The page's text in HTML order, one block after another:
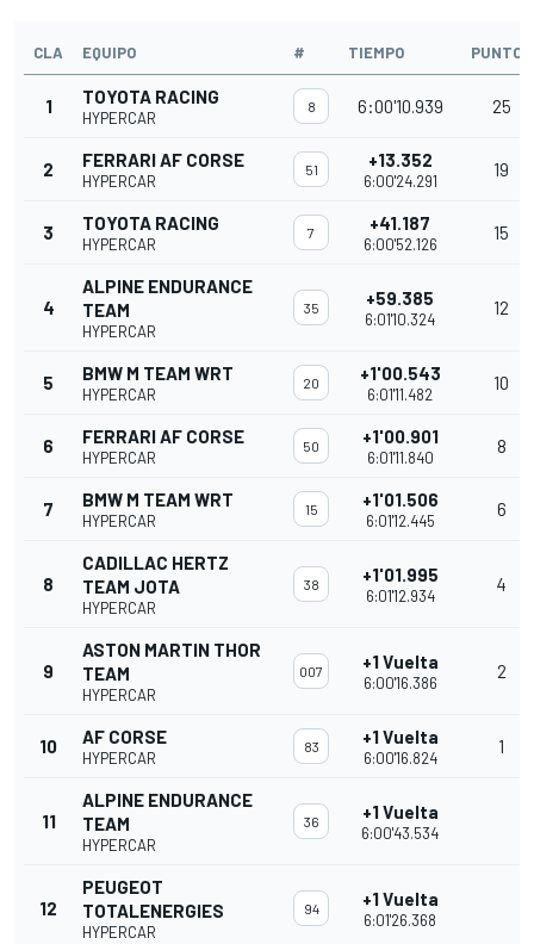
CLA EQUIPO # TIEMPO PUNTOS
1 TOYOTA RACING
HYPERCAR
8 6:00'10.939 25
2 FERRARI AF CORSE
HYPERCAR
51 +13.352
6:00'24.291
19
3 TOYOTA RACING
HYPERCAR
7 +41.187
6:00'52.126
15
4
ALPINE ENDURANCE
TEAM
HYPERCAR
35 +59.385
6:01'10.324
12
5 BMW M TEAM WRT
HYPERCAR
20 +1'00.543
6:01'11.482
10
6 FERRARI AF CORSE
HYPERCAR
50 +1'00.901
6:01'11.840
8
7 BMW M TEAM WRT
HYPERCAR
15 +1'01.506
6:01'12.445
6
8
CADILLAC HERTZ
TEAM JOTA
HYPERCAR
38 +1'01.995
6:01'12.934
4
9
ASTON MARTIN THOR
TEAM
HYPERCAR
007 +1 Vuelta
6:00'16.386
2
10 AF CORSE
HYPERCAR
83 +1 Vuelta
6:00'16.824
1
11
ALPINE ENDURANCE
TEAM
HYPERCAR
36 +1 Vuelta
6:00'43.534
12
PEUGEOT
TOTALENERGIES
HYPERCAR
94 +1 Vuelta
6:01'26.368